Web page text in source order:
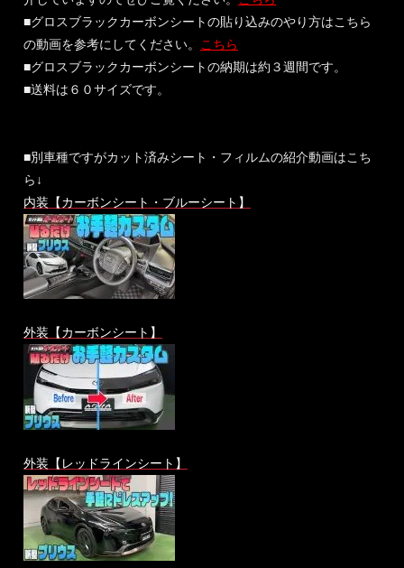
■グロスブラックカーボンシートの貼り込みのやり方はこちら
の動画を参考にしてください。
こちら
■グロスブラックカーボンシートの納期は約３週間です。
■送料は６０サイズです。
■別車種ですがカット済みシート・フィルムの紹介動画はこち
ら↓
内装【カーボンシート・ブルーシート】
外装【カーボンシート】
外装【レッドラインシート】